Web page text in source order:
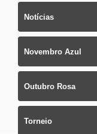
Notícias
Novembro Azul
Outubro Rosa
Torneio